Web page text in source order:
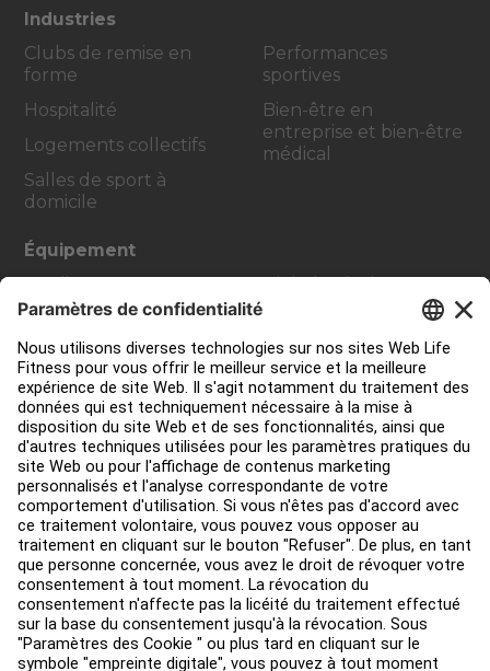
Industries
Clubs de remise en
forme
Hospitalité
Logements collectifs
Salles de sport à
domicile
Performances
sportives
Bien-être en
entreprise et bien-être
médical
Équipement
Cardio
Strength Training
Accessoires
Digital Solutions
Contact Service
Aménagement de club
Centre de services
Centre d’éducation
Environ
Trouver un distributeur
Find a Store